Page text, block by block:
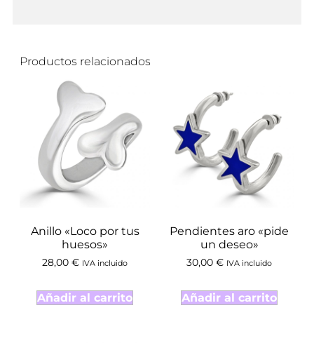
Productos relacionados
Anillo «Loco por tus
huesos»
28,00 € IVA incluido
Añadir al carrito
Pendientes aro «pide
un deseo»
30,00 € IVA incluido
Añadir al carrito